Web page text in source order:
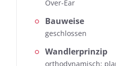
Over-Ear
Bauweise
geschlossen
Wandlerprinzip
orthodynamisch;